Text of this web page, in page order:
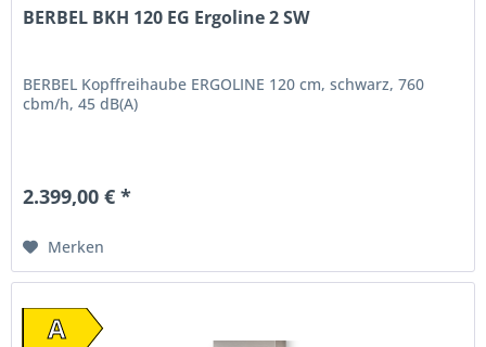
BERBEL BKH 120 EG Ergoline 2 SW
BERBEL Kopffreihaube ERGOLINE 120 cm, schwarz, 760
cbm/h, 45 dB(A)
2.399,00 € *
Merken
A